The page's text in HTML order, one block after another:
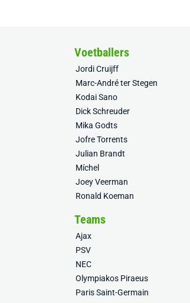
Voetballers
Jordi Cruijff
Marc-André ter Stegen
Kodai Sano
Dick Schreuder
Mika Godts
Jofre Torrents
Julian Brandt
Míchel
Joey Veerman
Ronald Koeman
Teams
Ajax
PSV
NEC
Olympiakos Piraeus
Paris Saint-Germain